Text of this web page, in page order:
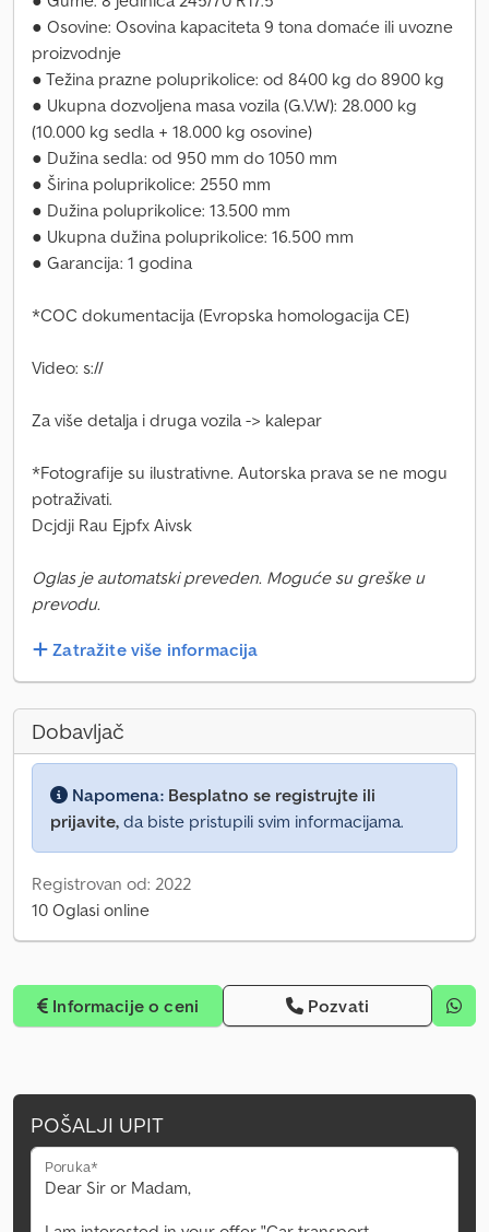
● Osovine: Osovina kapaciteta 9 tona domaće ili uvozne
proizvodnje
● Težina prazne poluprikolice: od 8400 kg do 8900 kg
● Ukupna dozvoljena masa vozila (G.V.W): 28.000 kg
(10.000 kg sedla + 18.000 kg osovine)
● Dužina sedla: od 950 mm do 1050 mm
● Širina poluprikolice: 2550 mm
● Dužina poluprikolice: 13.500 mm
● Ukupna dužina poluprikolice: 16.500 mm
● Garancija: 1 godina
*COC dokumentacija (Evropska homologacija CE)
Video: s://
Za više detalja i druga vozila -> kalepar
*Fotografije su ilustrativne. Autorska prava se ne mogu
potraživati.
Dcjdji Rau Ejpfx Aivsk
Oglas je automatski preveden. Moguće su greške u
prevodu.
Zatražite više informacija
Dobavljač
Napomena: Besplatno se registrujte ili
prijavite, da biste pristupili svim informacijama.
Registrovan od: 2022
10 Oglasi online
Informacije o ceni Pozvati
POŠALJI UPIT
Poruka*